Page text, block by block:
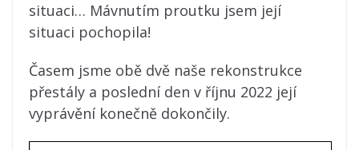
situaci… Mávnutím proutku jsem její
situaci pochopila!
Časem jsme obě dvě naše rekonstrukce
přestály a poslední den v říjnu 2022 její
vyprávění konečně dokončily.